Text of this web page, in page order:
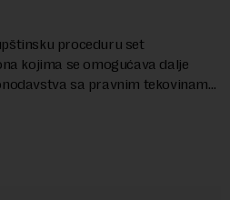
proceduru set
kojima se omogućava dalje
sa pravnim tekovinama